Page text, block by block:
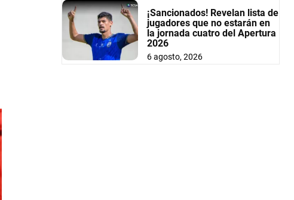
¡Sancionados! Revelan lista de
jugadores que no estarán en
la jornada cuatro del Apertura
2026
6 agosto, 2026